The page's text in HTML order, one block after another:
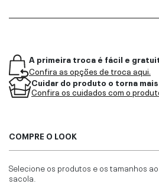
A primeira troca é fácil e
Confira as opções de troca aqui.
Cuidar do produto o torna mais
Confira os cuidados com o
COMPRE O LOOK
Selecione os produtos e os tamanhos
sacola.